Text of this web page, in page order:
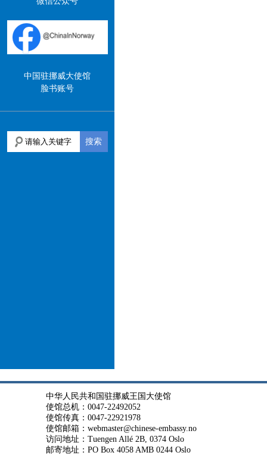
中国驻挪威大使馆
脸书账号
搜索
中华人民共和国驻挪威王国大使馆
使馆总机：0047-22492052
使馆传真：0047-22921978
使馆邮箱：webmaster@chinese-embassy.no
访问地址：Tuengen Allé 2B, 0374 Oslo
邮寄地址：PO Box 4058 AMB 0244 Oslo